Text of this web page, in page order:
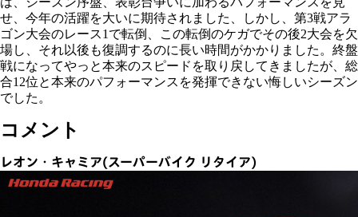
せ、今年の活躍を大いに期待されました、しかし、第3戦アラ
ゴン大会のレース1で転倒、この転倒のケガでその後2大会を欠
場し、それ以後も復調するのに長い時間がかかりました。終盤
戦になってやっと本来のスピードを取り戻してきましたが、総
合12位と本来のパフォーマンスを発揮できない悔しいシーズン
でした。
コメント
レオン・キャミア(スーパーバイク リタイア)